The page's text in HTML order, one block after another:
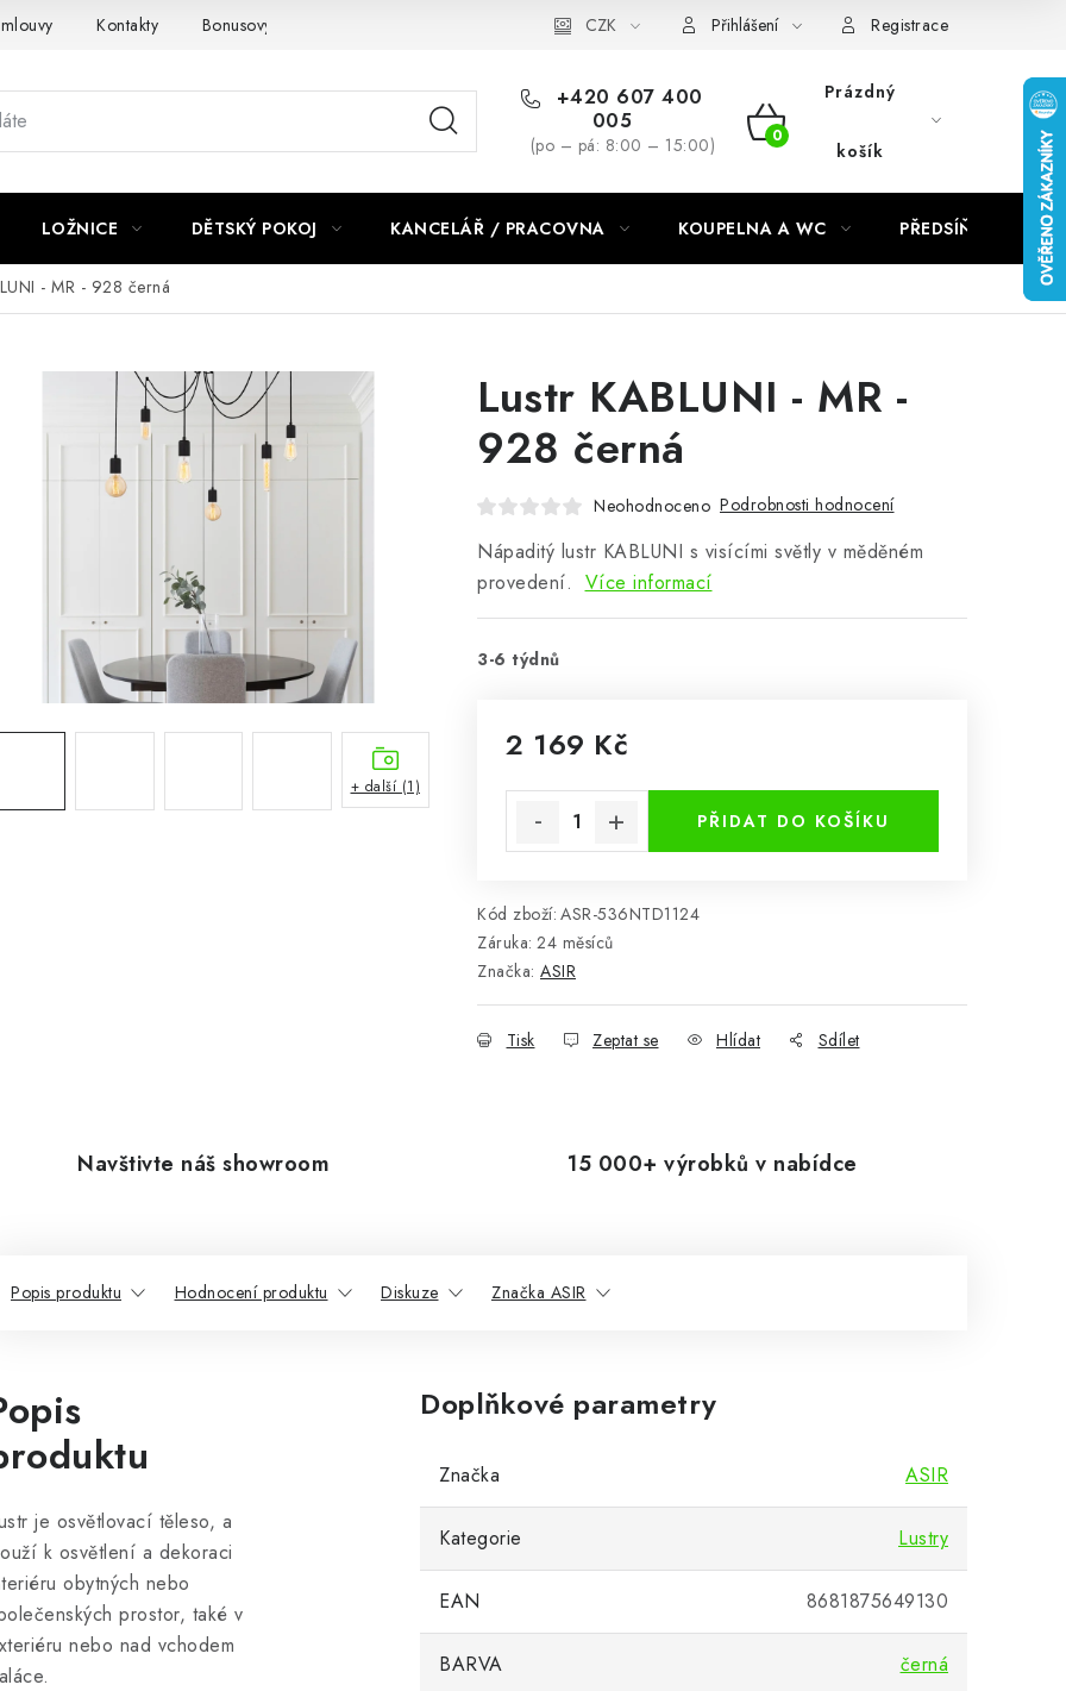
Kontakty Bonusový program NBM+ CZK Přihlášení Registrace
+420 607 400
005
(po – pá: 8:00 – 15:00)
NÁKUPNÍ
Prázdný
košík
LOŽNICE DĚTSKÝ POKOJ KANCELÁŘ / PRACOVNA KOUPELNA A WC PŘEDSÍŇ
- MR - 928 černá
Lustr KABLUNI - MR -
928 černá
Neohodnoceno Podrobnosti hodnocení
Nápaditý lustr KABLUNI s visícími světly v měděném
provedení. Více informací
3-6 týdnů
2 169 Kč
PŘIDAT DO KOŠÍKU
Kód zboží: ASR-536NTD1124
Záruka: 24 měsíců
Značka: ASIR
Tisk Zeptat se Hlídat Sdílet
+ další (1)
Navštivte náš showroom 15 000+ výrobků v nabídce
Popis produktu Hodnocení produktu Diskuze Značka ASIR
je osvětlovací těleso, a
k osvětlení a dekoraci
obytných nebo
prostor, také v
nebo nad vchodem
Doplňkové parametry
Značka ASIR
Kategorie Lustry
EAN 8681875649130
BARVA černá